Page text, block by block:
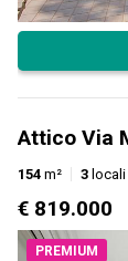
Attico Via
154 m² 3 locali
€ 819.000
PREMIUM